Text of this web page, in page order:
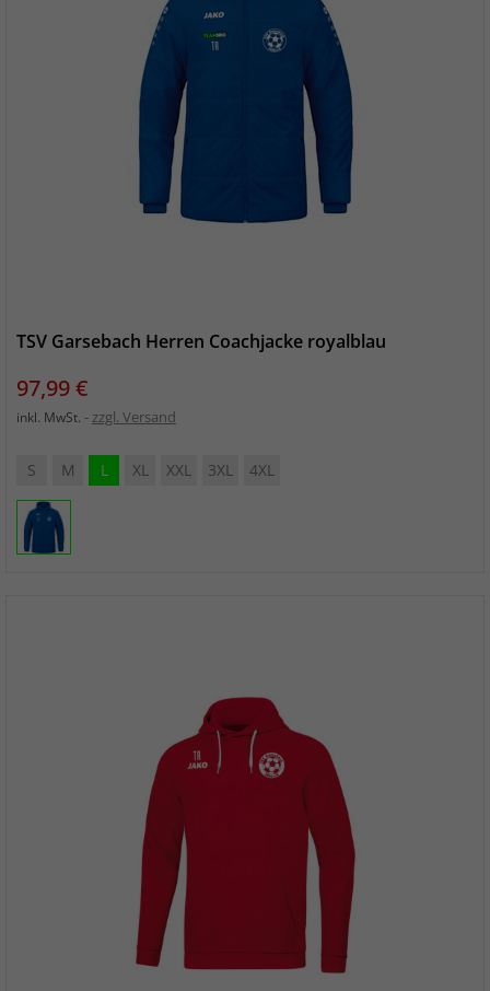
TSV Garsebach Herren Coachjacke royalblau
Preis
97,99 €
inkl. MwSt. zzgl. Versand
S M L XL XXL 3XL 4XL